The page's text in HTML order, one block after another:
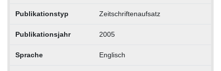
Publikationstyp Zeitschriftenaufsatz
Publikationsjahr 2005
Sprache Englisch